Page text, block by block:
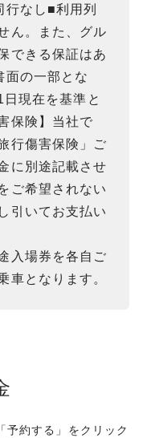
行なし■利用列
ん。また、グル
できる保証はあ
面の一部とな
現在を基準と
保険】当社で
行傷害保険」ご
に別途記載させ
ご希望されない
引いてお支払い
入場券を各自ご
車となります。
予約する」をクリック